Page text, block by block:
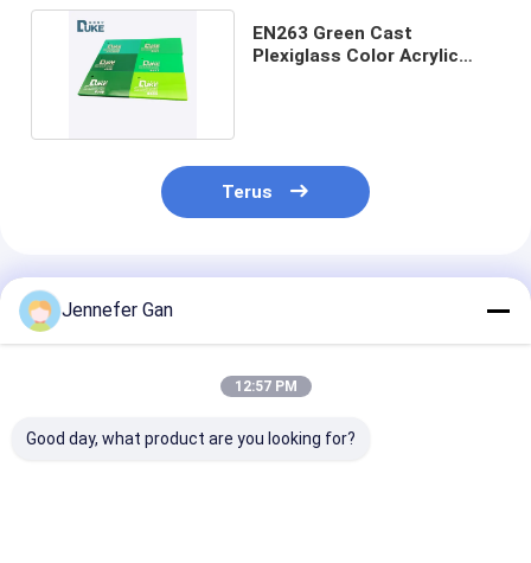
EN263 Green Cast
Plexiglass Color Acrylic
Terus
Rekomendasi Produk
Jennefer Gan
12:57 PM
Good day, what product are you looking for?